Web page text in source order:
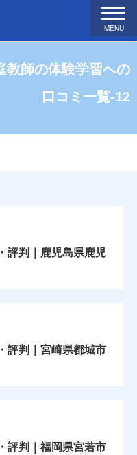
MENU
教師の体験学習への
口コミ一覧-12
評判｜鹿児島県鹿児
評判｜宮崎県都城市
評判｜福岡県宮若市